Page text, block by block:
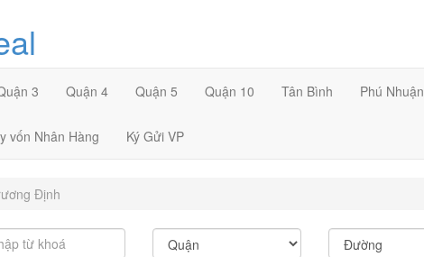
3 Quận 4 Quận 5 Quận 10 Tân Bình Phú Nhuận
vốn Nhân Hàng Ký Gửi VP
Định